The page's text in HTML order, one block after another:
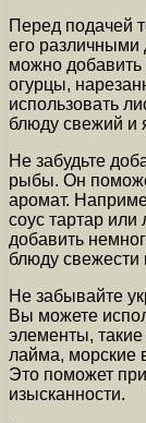
Перед подачей
его
можно добавить
огурцы,
использовать
блюду свежий и
Не забудьте
рыбы. Он
аромат.
соус тартар
добавить
блюду свежести
Не забывайте
Вы можете
элементы,
лайма, морские
Это поможет
изысканности.